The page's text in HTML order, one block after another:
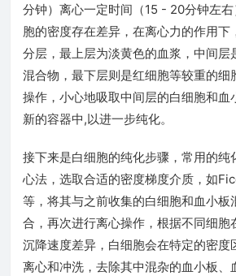
分钟）离心一定时间（15 - 20分钟左
胞的密度存在差异，在离心力的作用下
分层，最上层为淡黄色的血浆，中间层
混合物，最下层则是红细胞等较重的细
操作，小心地吸取中间层的白细胞和血
新的容器中,以进一步纯化。
接下来是白细胞的纯化步骤，常用的纯
心法，选取合适的密度梯度介质，如
等，将其与之前收集的白细胞和血小板
合，再次进行离心操作，根据不同细胞
沉降速度差异，白细胞会在特定的密度
离心和冲洗，去除其中混杂的血小板、